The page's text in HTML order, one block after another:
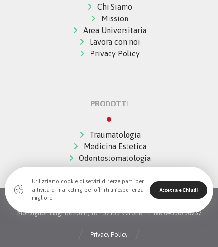
Chi Siamo
Mission
Area Universitaria
Lavora con noi
Privacy Policy
PRODOTTI
Traumatologia
Medicina Estetica
Odontostomatologia
© Copywrite 2026 All Rights Reserved The Wave Innovation -
Monsignor Luigi Bellotti, 16 - 37139 Verona - P.Iva 04396790232
Privacy Policy
Utilizziamo cookie di servizi di terze parti per
attività di marketing per offrirti un'esperienza
migliore.
Accetta e Chiudi